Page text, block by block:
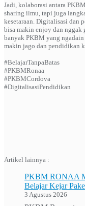
Jadi, kolaborasi antara
sharing ilmu, tapi juga
kesetaraan. Digitalisasi dan
bisa makin enjoy dan nggak
banyak PKBM yang
makin jago dan pendidikan
#BelajarTanpaBatas
#PKBMRonaa
#PKBMCordova
#DigitalisasiPendidikan
Artikel lainnya :
PKBM RONAA
Belajar Kejar
3 Agustus 2026